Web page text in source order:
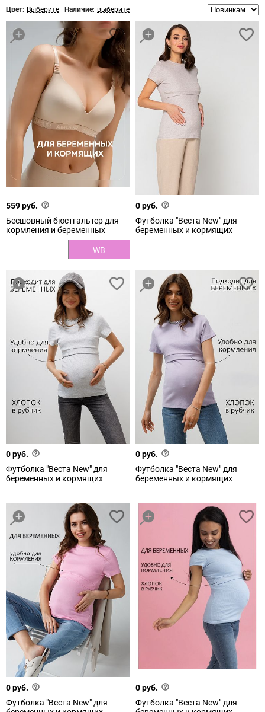
Цвет: Выберите Наличие: выберите
559 руб.
Бесшовный бюстгальтер для
кормления и беременных
WB
0 руб.
Футболка "Веста New" для
беременных и кормящих
0 руб.
Футболка "Веста New" для
беременных и кормящих
0 руб.
Футболка "Веста New" для
беременных и кормящих
0 руб.
Футболка "Веста New" для
0 руб.
Футболка "Веста New" для